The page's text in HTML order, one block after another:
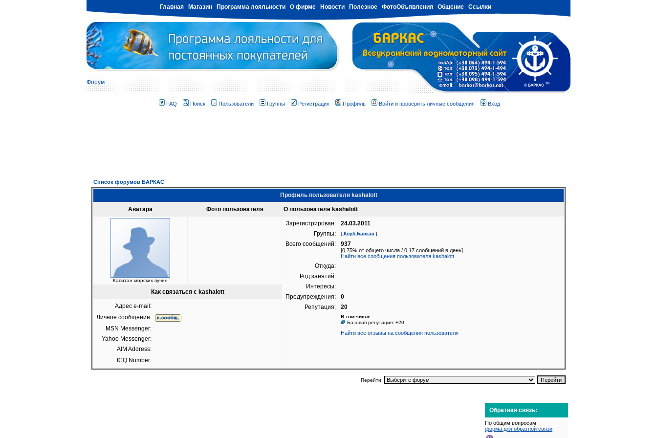
Главная Магазин Программа лояльности О фирме Новости Полезное ФотоОбъявления Общение Ссылки
Форум
FAQ Поиск Пользователи Группы Регистрация Профиль Войти и проверить личные сообщения Вход
Список форумов БАРКАС
Профиль пользователя kashalott
Аватара Фото пользователя О пользователе kashalott
Капитан морских пучин
Зарегистрирован:
24.03.2011
Группы:
[ Клуб Баркас ]
Всего сообщений: 937
[0,75% от общего числа / 0,17 сообщений в день]
Найти все сообщения пользователя kashalott
Откуда:
Род занятий:
Интересы:
Предупреждения:
0
Репутация:
20
В том числе:
Базовая репутация: +20
Найти все отзывы на сообщения пользователя
Как связаться с kashalott
Адрес e-mail:
Личное сообщение:
MSN Messenger:
Yahoo Messenger:
AIM Address:
ICQ Number:
Перейти:
Обратная связь:
По общим вопросам:
форма для обратной связи